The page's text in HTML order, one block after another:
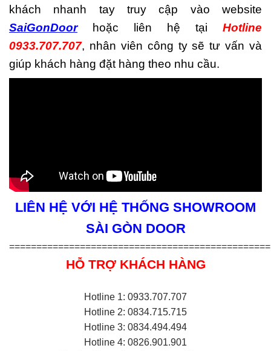
khách nhanh tay truy cập vào website
SaiGonDoorhoặc liên hệ tại Hotline
0933.707.707, nhân viên công ty sẽ tư vấn và
giúp khách hàng đặt hàng theo nhu cầu.
LIÊN HỆ VỚI HỆ THỐNG SHOWROOM
SÀI GÒN DOOR
================================================
HỖ TRỢ KHÁCH HÀNG
Hotline 1: 0933.707.707
Hotline 2: 0834.715.715
Hotline 3: 0834.494.494
Hotline 4: 0826.901.901